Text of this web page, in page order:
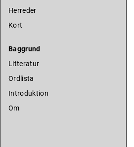
Herreder
Kort
Baggrund
Litteratur
Ordlista
Introduktion
Om